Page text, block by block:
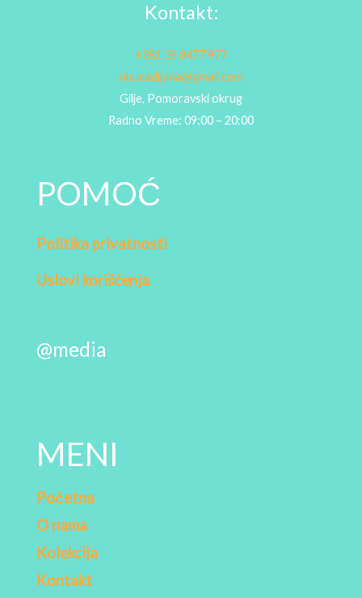
Kontakt:
+381 35 8477 977
obucadijana@gmail.com
Gilje, Pomoravski okrug
Radno Vreme: 09:00 – 20:00
POMOĆ
Politika privatnosti
Uslovi korišćenja
@media
MENI
Početna
O nama
Kolekcija
Kontakt